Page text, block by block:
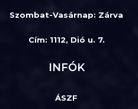
Szombat-Vasárnap: Zárva
Cím: 1112, Dió u. 7.
INFÓK
ÁSZF